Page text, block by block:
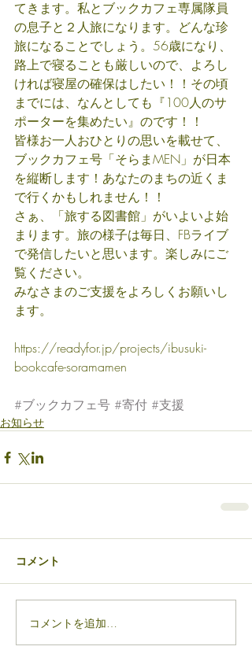
てきます。私とブックカフェ専属隊員
の息子と２人旅になります。どんな珍
旅になることでしょう。56歳になり、
路上で寝ることも厳しいので、よろし
ければ寝屋の確保はしたい！！その頃
までには、なんとしても『100人のサ
ポーターを集めたい』のです！！
皆様お一人おひとりの思いを載せて、
ブックカフェ号「そらまMEN」が日本
を縦断します！あなたのまちの近くま
で行くかもしれません！！
さぁ、「旅する図書館」がいよいよ始
まります。旅の様子は毎日、FBライブ
で発信したいと思います。楽しみにご
覧ください。
みなさまのご支援をよろしくお願いし
ます。
https://readyfor.jp/projects/ibusuki-
bookcafe-soramamen
#ブックカフェ号 #寄付 #支援
お知らせ
コメント
コメントを追加…